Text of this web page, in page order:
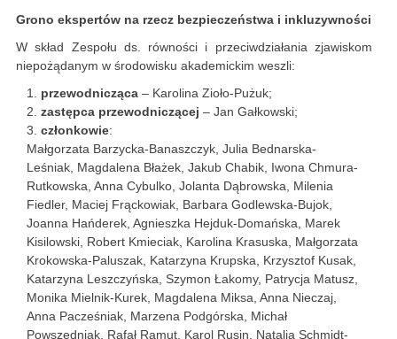
Grono ekspertów na rzecz bezpieczeństwa i inkluzywności
W skład Zespołu ds. równości i przeciwdziałania zjawiskom
niepożądanym w środowisku akademickim weszli:
przewodnicząca – Karolina Zioło-Pużuk;
zastępca przewodniczącej – Jan Gałkowski;
członkowie:
Małgorzata Barzycka-Banaszczyk, Julia Bednarska-
Leśniak, Magdalena Błażek, Jakub Chabik, Iwona Chmura-
Rutkowska, Anna Cybulko, Jolanta Dąbrowska, Milenia
Fiedler, Maciej Frąckowiak, Barbara Godlewska-Bujok,
Joanna Hańderek, Agnieszka Hejduk-Domańska, Marek
Kisilowski, Robert Kmieciak, Karolina Krasuska, Małgorzata
Krokowska-Paluszak, Katarzyna Krupska, Krzysztof Kusak,
Katarzyna Leszczyńska, Szymon Łakomy, Patrycja Matusz,
Monika Mielnik-Kurek, Magdalena Miksa, Anna Nieczaj,
Anna Pacześniak, Marzena Podgórska, Michał
Powszedniak, Rafał Ramut, Karol Rusin, Natalia Schmidt-